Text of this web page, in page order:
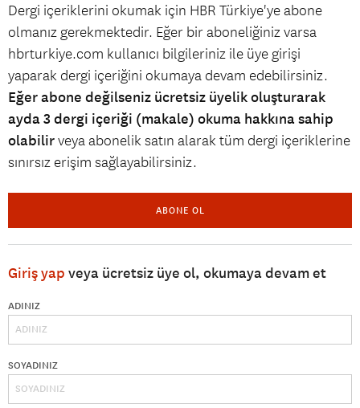
Dergi içeriklerini okumak için HBR Türkiye'ye abone
olmanız gerekmektedir. Eğer bir aboneliğiniz varsa
hbrturkiye.com kullanıcı bilgileriniz ile üye girişi
yaparak dergi içeriğini okumaya devam edebilirsiniz.
Eğer abone değilseniz ücretsiz üyelik oluşturarak
ayda 3 dergi içeriği (makale) okuma hakkına sahip
olabilirveya abonelik satın alarak tüm dergi içeriklerine
sınırsız erişim sağlayabilirsiniz.
ABONE OL
Giriş yap veya ücretsiz üye ol, okumaya devam et
ADINIZ
SOYADINIZ